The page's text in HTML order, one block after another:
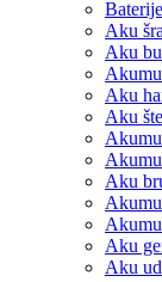
Aku
Aku
Aku
Aku
Aku
Aku
Aku